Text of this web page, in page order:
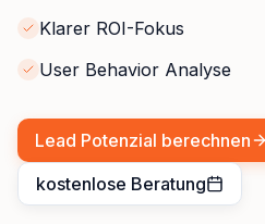
Klarer ROI-Fokus
User Behavior Analyse
Lead Potenzial berechnen
kostenlose Beratung